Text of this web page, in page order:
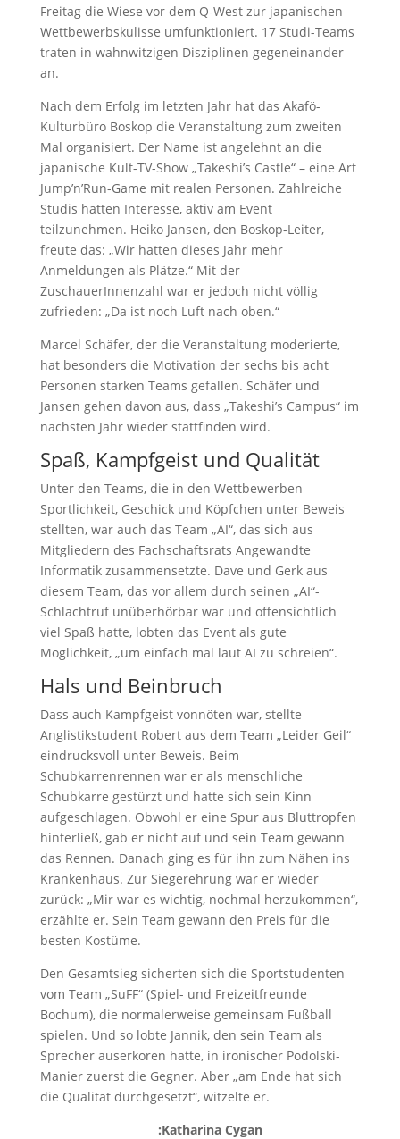
Freitag die Wiese vor dem Q-West zur japanischen
Wettbewerbskulisse umfunktioniert. 17 Studi-Teams
traten in wahnwitzigen Disziplinen gegeneinander
an.
Nach dem Erfolg im letzten Jahr hat das Akafö-
Kulturbüro Boskop die Veranstaltung zum zweiten
Mal organisiert. Der Name ist angelehnt an die
japanische Kult-TV-Show „Takeshi’s Castle“ – eine Art
Jump’n’Run-Game mit realen Personen. Zahlreiche
Studis hatten Interesse, aktiv am Event
teilzunehmen. Heiko Jansen, den Boskop-Leiter,
freute das: „Wir hatten dieses Jahr mehr
Anmeldungen als Plätze.“ Mit der
ZuschauerInnenzahl war er jedoch nicht völlig
zufrieden: „Da ist noch Luft nach oben.“
Marcel Schäfer, der die Veranstaltung moderierte,
hat besonders die Motivation der sechs bis acht
Personen starken Teams gefallen. Schäfer und
Jansen gehen davon aus, dass „Takeshi’s Campus“ im
nächsten Jahr wieder stattfinden wird.
Spaß, Kampfgeist und Qualität
Unter den Teams, die in den Wettbewerben
Sportlichkeit, Geschick und Köpfchen unter Beweis
stellten, war auch das Team „AI“, das sich aus
Mitgliedern des Fachschaftsrats Angewandte
Informatik zusammensetzte. Dave und Gerk aus
diesem Team, das vor allem durch seinen „AI“-
Schlachtruf unüberhörbar war und offensichtlich
viel Spaß hatte, lobten das Event als gute
Möglichkeit, „um einfach mal laut AI zu schreien“.
Hals und Beinbruch
Dass auch Kampfgeist vonnöten war, stellte
Anglistikstudent Robert aus dem Team „Leider Geil“
eindrucksvoll unter Beweis. Beim
Schubkarrenrennen war er als menschliche
Schubkarre gestürzt und hatte sich sein Kinn
aufgeschlagen. Obwohl er eine Spur aus Bluttropfen
hinterließ, gab er nicht auf und sein Team gewann
das Rennen. Danach ging es für ihn zum Nähen ins
Krankenhaus. Zur Siegerehrung war er wieder
zurück: „Mir war es wichtig, nochmal herzukommen“,
erzählte er. Sein Team gewann den Preis für die
besten Kostüme.
Den Gesamtsieg sicherten sich die Sportstudenten
vom Team „SuFF“ (Spiel- und Freizeitfreunde
Bochum), die normalerweise gemeinsam Fußball
spielen. Und so lobte Jannik, den sein Team als
Sprecher auserkoren hatte, in ironischer Podolski-
Manier zuerst die Gegner. Aber „am Ende hat sich
die Qualität durchgesetzt“, witzelte er.
:Katharina Cygan